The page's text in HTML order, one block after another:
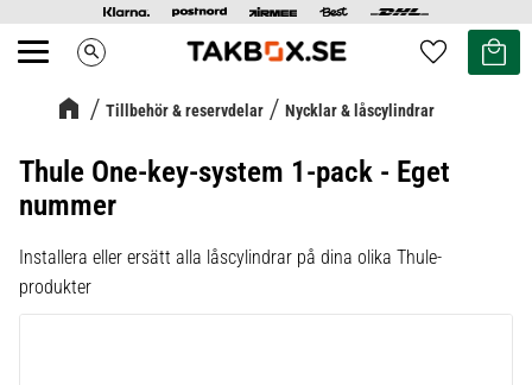
Meny search Favoriter
Kundvagn
Tillbehör & reservdelar Nycklar & låscylindrar
Thule One-key-system 1-pack - Eget
nummer
Installera eller ersätt alla låscylindrar på dina olika Thule-
produkter